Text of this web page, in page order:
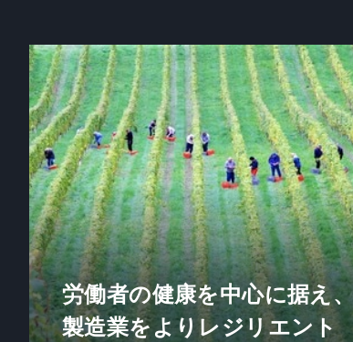
労働者の健康を中心に据え、
製造業をよりレジリエント